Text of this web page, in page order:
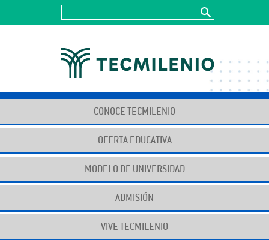
CONOCE TECMILENIO
OFERTA EDUCATIVA
MODELO DE UNIVERSIDAD
ADMISIÓN
VIVE TECMILENIO
Juntos construyendo
para un futuro positivo